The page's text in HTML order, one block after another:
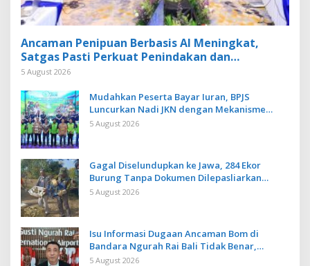
Ancaman Penipuan Berbasis AI Meningkat,
Satgas Pasti Perkuat Penindakan dan
Pengembangan Aplikasi Anti Penipuan
5 August 2026
Mudahkan Peserta Bayar Iuran, BPJS
Luncurkan Nadi JKN dengan Mekanisme
Menabung
5 August 2026
Gagal Diselundupkan ke Jawa, 284 Ekor
Burung Tanpa Dokumen Dilepasliarkan
Cegah Ancaman Penyakit
5 August 2026
Isu Informasi Dugaan Ancaman Bom di
Bandara Ngurah Rai Bali Tidak Benar,
Operasional Penerbangan Lancar
5 August 2026